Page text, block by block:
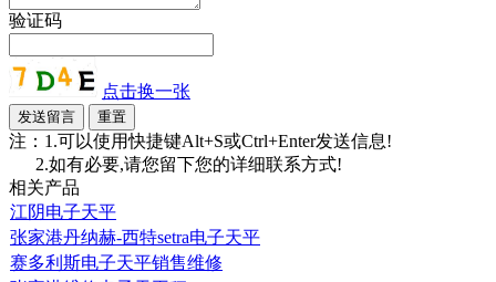
验证码
点击换一张
注：1.可以使用快捷键Alt+S或Ctrl+Enter发送信息!
2.如有必要,请您留下您的详细联系方式!
相关产品
江阴电子天平
张家港丹纳赫-西特setra电子天平
赛多利斯电子天平销售维修